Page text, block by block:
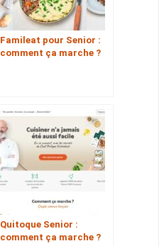
Famileat pour Senior :
comment ça marche ?
Quitoque Senior :
comment ça marche ?